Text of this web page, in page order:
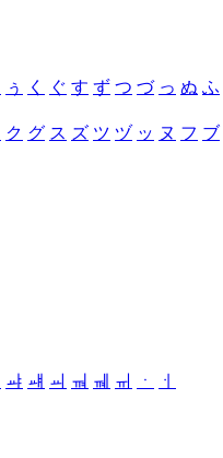
ぅ く ぐ す ず つ づ っ ぬ ふ
ク グ ス ズ ツ ヅ ッ ヌ フ ブ
ㆇ ㆈ ㆉ ㆊ ㆋ ㆌ ㆍ
ㆎ